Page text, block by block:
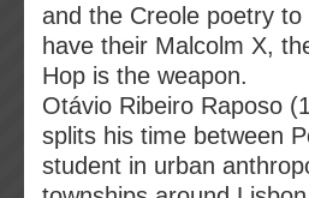
and the Creole poetry
have their Malcolm X,
Hop is the weapon.
Otávio Ribeiro Raposo
splits his time between
student in urban